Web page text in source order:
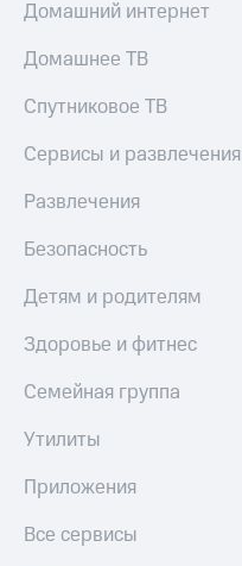
Домашний интернет
Домашнее ТВ
Спутниковое ТВ
Сервисы и развлечения
Развлечения
Безопасность
Детям и родителям
Здоровье и фитнес
Семейная группа
Утилиты
Приложения
Все сервисы